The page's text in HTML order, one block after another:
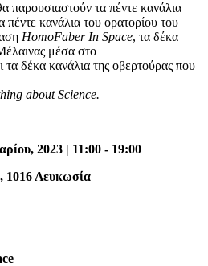
παρουσιαστούν τα πέντε κανάλια
πέντε κανάλια του ορατορίου του
HomoFaber In Space, τα δέκα
μέσα στο
τα δέκα κανάλια της οβερτούρας που
about Science.
2023 | 11:00 - 19:00
Λευκωσία